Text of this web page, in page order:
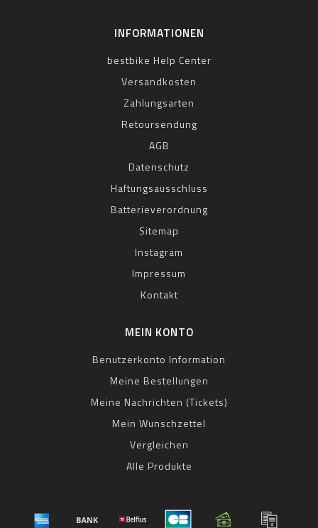
INFORMATIONEN
bestbike Help Center
Versandkosten
Zahlungsarten
Retoursendung
AGB
Datenschutz
Haftungsausschluss
Batterieverordnung
Sitemap
Instagram
Impressum
Kontakt
MEIN KONTO
Benutzerkonto Information
Meine Bestellungen
Meine Nachrichten (Tickets)
Mein Wunschzettel
Vergleichen
Alle Produkte